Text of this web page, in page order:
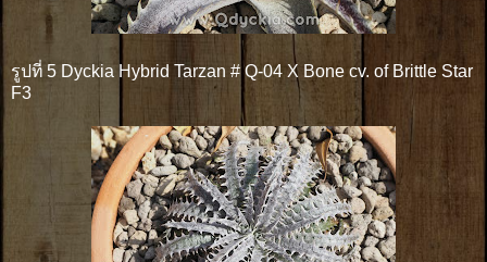
รูปที่ 5 Dyckia Hybrid Tarzan # Q-04 X Bone cv. of Brittle Star
F3